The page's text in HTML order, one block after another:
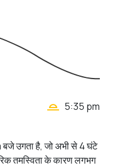
wb_twilight_2 5:35 pm
उगता है, जो अभी से 4 घंटे
तमस्विता के कारण लगभग